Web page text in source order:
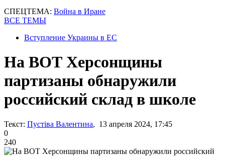
СПЕЦТЕМА: Война в Иране
ВСЕ ТЕМЫ
Вступление Украины в ЕС
На ВОТ Херсонщины
партизаны обнаружили
российский склад в школе
Текст: Пустіва Валентина, 13 апреля 2024, 17:45
0
240